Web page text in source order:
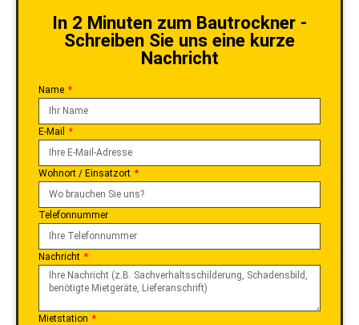
In 2 Minuten zum Bautrockner -
Schreiben Sie uns eine kurze
Nachricht
Name
E-Mail
Wohnort / Einsatzort
Telefonnummer
Nachricht
Mietstation